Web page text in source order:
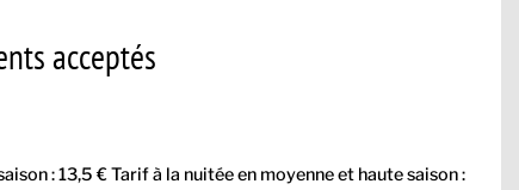
acceptés
: 13,5 € Tarif à la nuitée en moyenne et haute saison :